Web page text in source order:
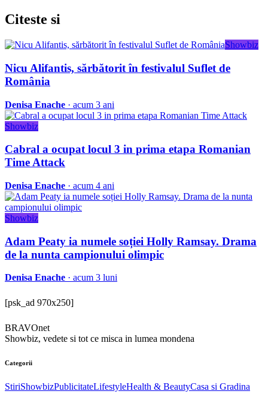
Citeste si
Showbiz
Nicu Alifantis, sărbătorit în festivalul Suflet de
România
Denisa Enache · acum 3 ani
Showbiz
Cabral a ocupat locul 3 in prima etapa Romanian
Time Attack
Denisa Enache · acum 4 ani
Showbiz
Adam Peaty ia numele soției Holly Ramsay. Drama
de la nunta campionului olimpic
Denisa Enache · acum 3 luni
[psk_ad 970x250]
BRAVOnet
Showbiz, vedete si tot ce misca in lumea mondena
Categorii
StiriShowbizPublicitateLifestyleHealth & BeautyCasa si Gradina